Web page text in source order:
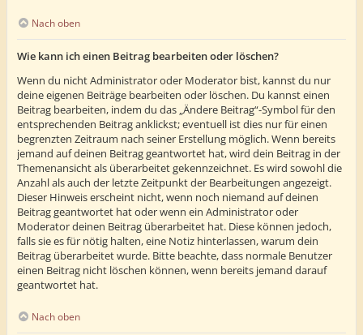
Nach oben
Wie kann ich einen Beitrag bearbeiten oder löschen?
Wenn du nicht Administrator oder Moderator bist, kannst du nur
deine eigenen Beiträge bearbeiten oder löschen. Du kannst einen
Beitrag bearbeiten, indem du das „Ändere Beitrag“-Symbol für den
entsprechenden Beitrag anklickst; eventuell ist dies nur für einen
begrenzten Zeitraum nach seiner Erstellung möglich. Wenn bereits
jemand auf deinen Beitrag geantwortet hat, wird dein Beitrag in der
Themenansicht als überarbeitet gekennzeichnet. Es wird sowohl die
Anzahl als auch der letzte Zeitpunkt der Bearbeitungen angezeigt.
Dieser Hinweis erscheint nicht, wenn noch niemand auf deinen
Beitrag geantwortet hat oder wenn ein Administrator oder
Moderator deinen Beitrag überarbeitet hat. Diese können jedoch,
falls sie es für nötig halten, eine Notiz hinterlassen, warum dein
Beitrag überarbeitet wurde. Bitte beachte, dass normale Benutzer
einen Beitrag nicht löschen können, wenn bereits jemand darauf
geantwortet hat.
Nach oben